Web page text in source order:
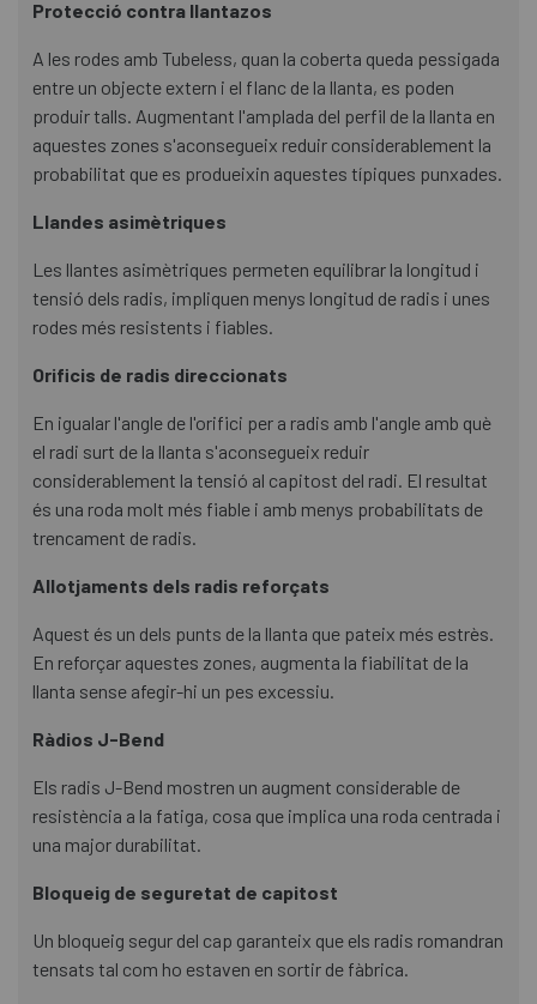
Protecció contra llantazos
A les rodes amb Tubeless, quan la coberta queda pessigada
entre un objecte extern i el flanc de la llanta, es poden
produir talls. Augmentant l'amplada del perfil de la llanta en
aquestes zones s'aconsegueix reduir considerablement la
probabilitat que es produeixin aquestes típiques punxades.
Llandes asimètriques
Les llantes asimètriques permeten equilibrar la longitud i
tensió dels radis, impliquen menys longitud de radis i unes
rodes més resistents i fiables.
Orificis de radis direccionats
En igualar l'angle de l'orifici per a radis amb l'angle amb què
el radi surt de la llanta s'aconsegueix reduir
considerablement la tensió al capitost del radi. El resultat
és una roda molt més fiable i amb menys probabilitats de
trencament de radis.
Allotjaments dels radis reforçats
Aquest és un dels punts de la llanta que pateix més estrès.
En reforçar aquestes zones, augmenta la fiabilitat de la
llanta sense afegir-hi un pes excessiu.
Ràdios J-Bend
Els radis J-Bend mostren un augment considerable de
resistència a la fatiga, cosa que implica una roda centrada i
una major durabilitat.
Bloqueig de seguretat de capitost
Un bloqueig segur del cap garanteix que els radis romandran
tensats tal com ho estaven en sortir de fàbrica.